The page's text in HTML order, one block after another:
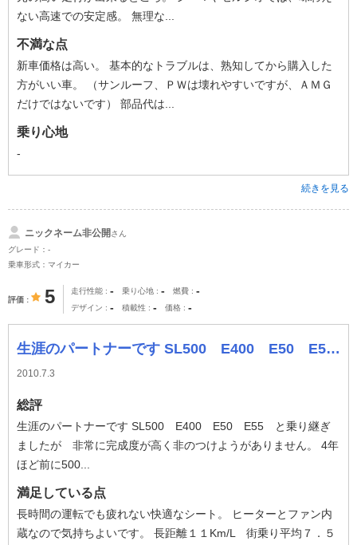
ない高速での安定感。 無理な...
不満な点
新車価格は高い。 基本的なトラブルは、熟知してから購入した
方がいい車。 （サンルーフ、ＰＷは壊れやすいですが、ＡＭＧ
だけではないです） 部品代は...
乗り心地
-
続きを見る
ニックネーム非公開さん
グレード：-
乗車形式：マイカー
評価 5 走行性能 - 乗り心地 - 燃費 -
デザイン - 積載性 - 価格 -
生涯のパートナーです SL500 E400 E50 E55 と乗り継ぎましたが 非常に完成度が高く非のつけようがありません。 4年ほど前に500万円で
2010.7.3
総評
生涯のパートナーです SL500 E400 E50 E55 と乗り継ぎ
ましたが 非常に完成度が高く非のつけようがありません。 4年
ほど前に500...
満足している点
長時間の運転でも疲れない快適なシート。 ヒーターとファン内
蔵なので気持ちよいです。 長距離１１Km/L 街乗り平均７．５